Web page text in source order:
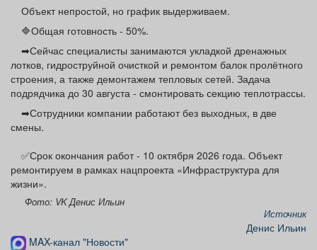
Афиша Обучение Проекты
Товары Погода
ТВ программа Я - пенсионер
Объект непростой, но график выдерживаем.
🔷Общая готовность - 50%.
➡Сейчас специалисты занимаются укладкой дренажных
лотков, гидроструйной очисткой и ремонтом балок пролётного
строения, а также демонтажем тепловых сетей. Задача
подрядчика до 30 августа - смонтировать секцию теплотрассы.
➡Сотрудники компании работают без выходных, в две
смены.
✅Срок окончания работ - 10 октября 2026 года. Объект
ремонтируем в рамках нацпроекта «Инфраструктура для
жизни».
Фото: VK Денис Ильин
Источник
Денис Ильин
MAX-канал "Новости"